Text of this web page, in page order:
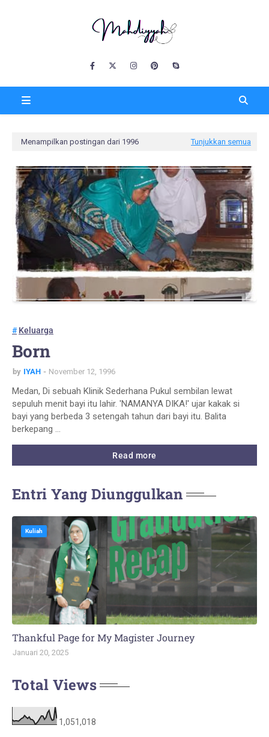
Menampilkan postingan dari 1996 Tunjukkan semua
Keluarga
Born
by IYAH November 12, 1996
Medan, Di sebuah Klinik Sederhana Pukul sembilan lewat
sepuluh menit bayi itu lahir. 'NAMANYA DIKA!' ujar kakak si
bayi yang berbeda 3 setengah tahun dari bayi itu. Balita
berkepang …
Read more
Entri Yang Diunggulkan
Kuliah
Thankful Page for My Magister Journey
Januari 20, 2025
Total Views
1,051,018